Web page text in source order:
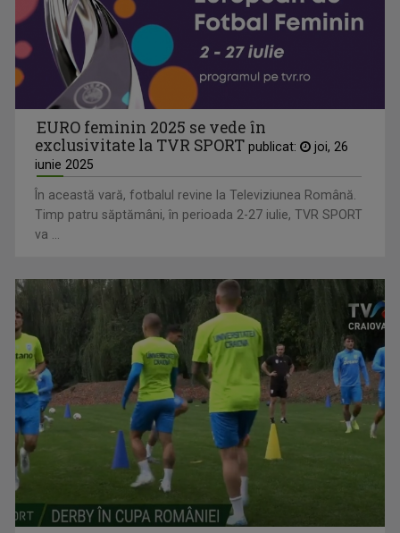
EURO feminin 2025 se vede în
exclusivitate la TVR SPORT publicat:
joi, 26
iunie 2025
În această vară, fotbalul revine la Televiziunea Română.
Timp patru săptămâni, în perioada 2-27 iulie, TVR SPORT
va ...